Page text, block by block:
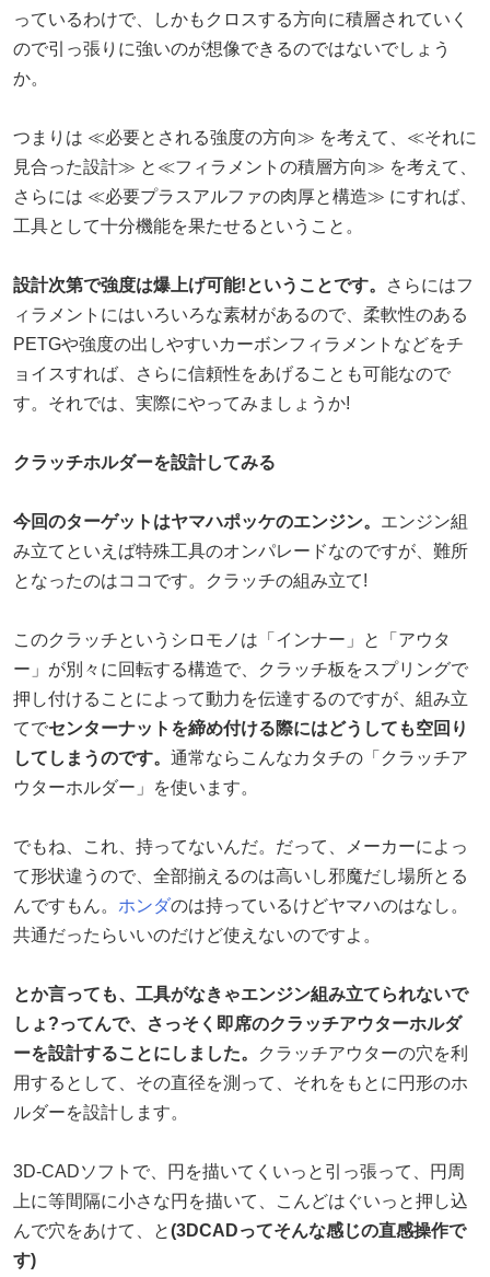
っているわけで、しかもクロスする方向に積層されていく
ので引っ張りに強いのが想像できるのではないでしょう
か。
つまりは ≪必要とされる強度の方向≫ を考えて、≪それに
見合った設計≫ と≪フィラメントの積層方向≫ を考えて、
さらには ≪必要プラスアルファの肉厚と構造≫ にすれば、
工具として十分機能を果たせるということ。
設計次第で強度は爆上げ可能!ということです。
さらにはフ
ィラメントにはいろいろな素材があるので、柔軟性のある
PETGや強度の出しやすいカーボンフィラメントなどをチ
ョイスすれば、さらに信頼性をあげることも可能なので
す。それでは、実際にやってみましょうか!
クラッチホルダーを設計してみる
今回のターゲットはヤマハポッケのエンジン。 エンジン組
み立てといえば特殊工具のオンパレードなのですが、難所
となったのはココです。クラッチの組み立て!
このクラッチというシロモノは「インナー」と「アウタ
ー」が別々に回転する構造で、クラッチ板をスプリングで
押し付けることによって動力を伝達するのですが、組み立
てでセンターナットを締め付ける際にはどうしても空回り
してしまうのです。 通常ならこんなカタチの「クラッチア
ウターホルダー」を使います。
でもね、これ、持ってないんだ。だって、メーカーによっ
て形状違うので、全部揃えるのは高いし邪魔だし場所とる
んですもん。 ホンダのは持っているけどヤマハのはなし。
共通だったらいいのだけど使えないのですよ。
とか言っても、工具がなきゃエンジン組み立てられないで
しょ?ってんで、さっそく即席のクラッチアウターホルダ
ーを設計することにしました。
クラッチアウターの穴を利
用するとして、その直径を測って、それをもとに円形のホ
ルダーを設計します。
3D-CADソフトで、円を描いてくいっと引っ張って、円周
上に等間隔に小さな円を描いて、こんどはぐいっと押し込
んで穴をあけて、と(3DCADってそんな感じの直感操作で
す)